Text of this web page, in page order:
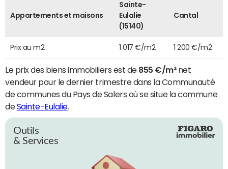
Appartements et maisons
Sainte-
Eulalie
(15140)
Cantal
Prix au m2 1 017 €/m2 1 200 €/m2
Le prix des biens immobiliers est de 855 €/m²net
vendeur pour le dernier trimestre dans la Communauté
de communes du Pays de Salers où se situe la commune
deSainte-Eulalie.
Outils
& Services